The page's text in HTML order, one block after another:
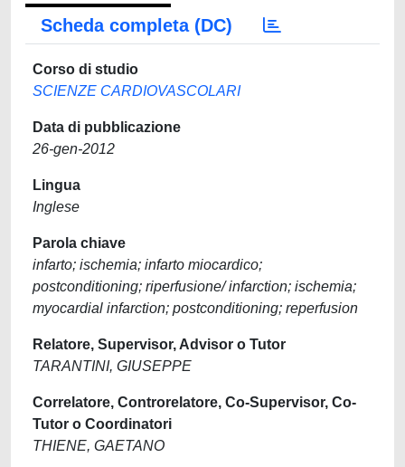
Scheda completa (DC)
Corso di studio
SCIENZE CARDIOVASCOLARI
Data di pubblicazione
26-gen-2012
Lingua
Inglese
Parola chiave
infarto; ischemia; infarto miocardico;
postconditioning; riperfusione/ infarction; ischemia;
myocardial infarction; postconditioning; reperfusion
Relatore, Supervisor, Advisor o Tutor
TARANTINI, GIUSEPPE
Correlatore, Controrelatore, Co-Supervisor, Co-
Tutor o Coordinatori
THIENE, GAETANO